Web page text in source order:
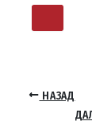
НАЗАД